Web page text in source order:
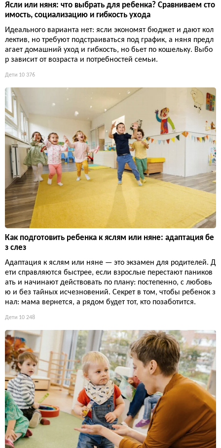
Ясли или няня: что выбрать для ребенка? Сравниваем сто
имость, социализацию и гибкость ухода
Идеального варианта нет: ясли экономят бюджет и дают кол
лектив, но требуют подстраиваться под график, а няня предл
агает домашний уход и гибкость, но бьет по кошельку. Выбо
р зависит от возраста и потребностей семьи.
Дети 10 376
Как подготовить ребенка к яслям или няне: адаптация бе
з слез
Адаптация к яслям или няне — это экзамен для родителей. Д
ети справляются быстрее, если взрослые перестают паников
ать и начинают действовать по плану: постепенно, с любовь
ю и без тайных исчезновений. Секрет в том, чтобы ребенок з
нал: мама вернется, а рядом будет тот, кто позаботится.
Дети 10 248